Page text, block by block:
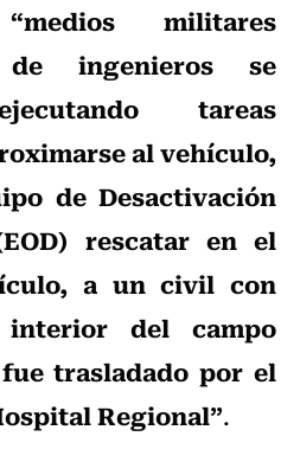
“medios militares
de ingenieros se
tareas
al vehículo,
de Desactivación
rescatar en el
a un civil con
del campo
trasladado por el
Regional”.